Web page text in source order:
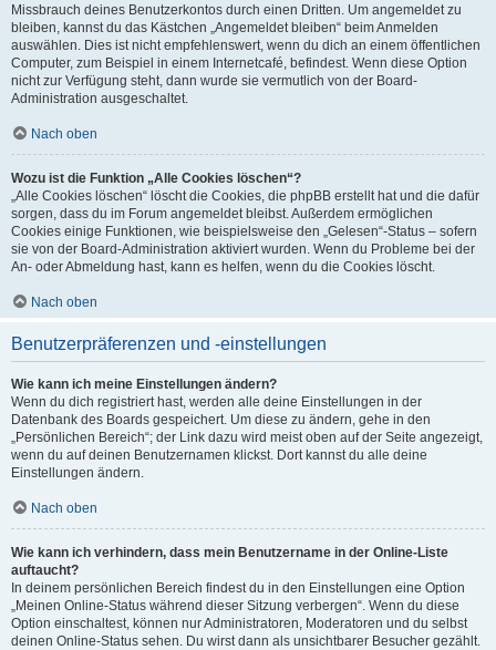
Missbrauch deines Benutzerkontos durch einen Dritten. Um angemeldet zu
bleiben, kannst du das Kästchen „Angemeldet bleiben“ beim Anmelden
auswählen. Dies ist nicht empfehlenswert, wenn du dich an einem öffentlichen
Computer, zum Beispiel in einem Internetcafé, befindest. Wenn diese Option
nicht zur Verfügung steht, dann wurde sie vermutlich von der Board-
Administration ausgeschaltet.
Nach oben
Wozu ist die Funktion „Alle Cookies löschen“?
„Alle Cookies löschen“ löscht die Cookies, die phpBB erstellt hat und die dafür
sorgen, dass du im Forum angemeldet bleibst. Außerdem ermöglichen
Cookies einige Funktionen, wie beispielsweise den „Gelesen“-Status – sofern
sie von der Board-Administration aktiviert wurden. Wenn du Probleme bei der
An- oder Abmeldung hast, kann es helfen, wenn du die Cookies löscht.
Nach oben
Benutzerpräferenzen und -einstellungen
Wie kann ich meine Einstellungen ändern?
Wenn du dich registriert hast, werden alle deine Einstellungen in der
Datenbank des Boards gespeichert. Um diese zu ändern, gehe in den
„Persönlichen Bereich“; der Link dazu wird meist oben auf der Seite angezeigt,
wenn du auf deinen Benutzernamen klickst. Dort kannst du alle deine
Einstellungen ändern.
Nach oben
Wie kann ich verhindern, dass mein Benutzername in der Online-Liste
auftaucht?
In deinem persönlichen Bereich findest du in den Einstellungen eine Option
„Meinen Online-Status während dieser Sitzung verbergen“. Wenn du diese
Option einschaltest, können nur Administratoren, Moderatoren und du selbst
deinen Online-Status sehen. Du wirst dann als unsichtbarer Besucher gezählt.